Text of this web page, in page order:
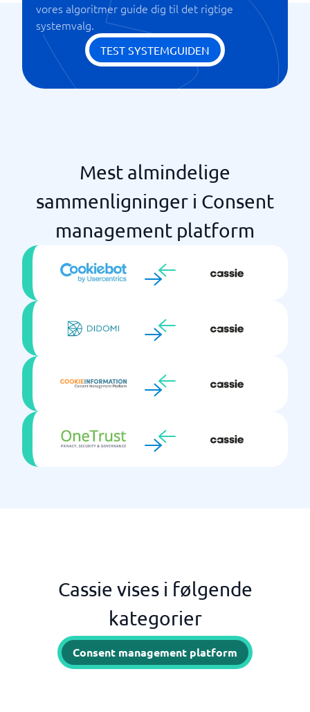
vores algoritmer guide dig til det rigtige
systemvalg.
TEST SYSTEMGUIDEN
Mest almindelige
sammenligninger i Consent
management platform
Cassie vises i følgende
kategorier
Consent management platform